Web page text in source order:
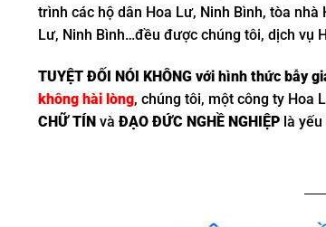
trình các hộ dân Hoa Lư, Ninh Bình, tòa
Lư, Ninh Bình…đều được chúng tôi, dịch vụ
TUYỆT ĐỐI NÓI KHÔNG với hình thức bẫy
không hài lòng, chúng tôi, một công ty Hoa
CHỮ TÍN và ĐẠO ĐỨC NGHỀ NGHIỆP là